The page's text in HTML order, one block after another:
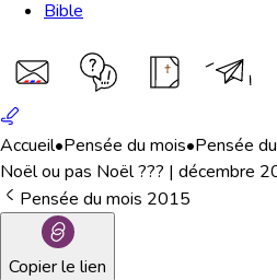
Bible
Accueil•Pensée du mois•Pensée
Noël ou pas Noël ??? | décembre
Pensée du mois 2015
Copier le lien